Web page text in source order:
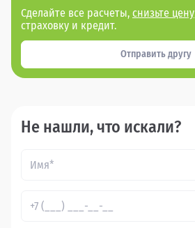
Сделайте все расчеты, снизьте цену
страховку и кредит.
Отправить другу
Не нашли, что искали?